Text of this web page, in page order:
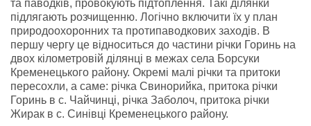
та паводків, провокують підтоплення. Такі ділянки
підлягають розчищенню. Логічно включити їх у план
природоохоронних та протипаводкових заходів. В
першу чергу це відноситься до частини річки Горинь на
двох кілометровій ділянці в межах села Борсуки
Кременецького району. Окремі малі річки та притоки
пересохли, а саме: річка Свинорийка, притока річки
Горинь в с. Чайчинці, річка Заболоч, притока річки
Жирак в с. Синівці Кременецького району.